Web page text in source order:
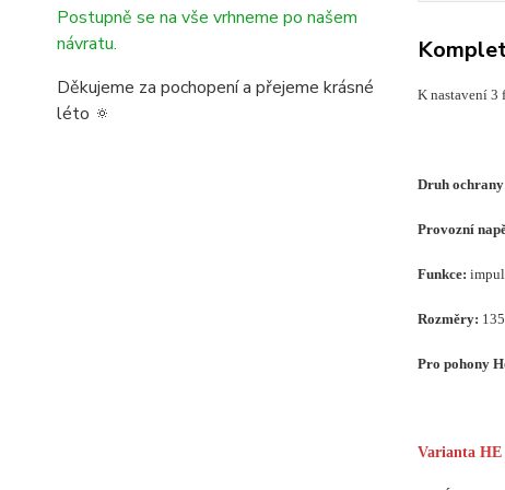
Postupně se na vše vrhneme po našem
návratu.
Děkujeme za pochopení a přejeme krásné
léto 🔅
K nastavení 3
Druh
Provozní
Funkce:
Rozměry:
Pro pohony
Varianta HE